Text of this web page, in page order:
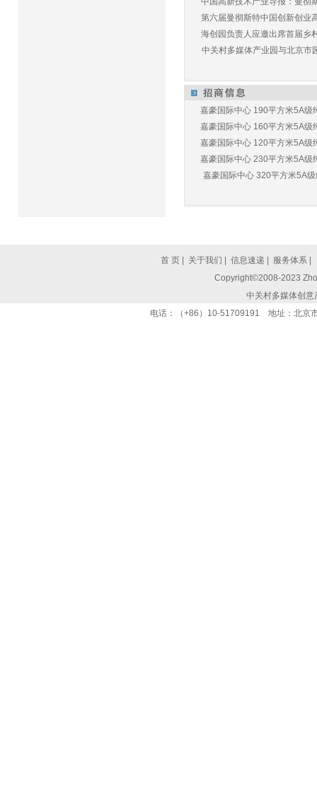
第六届曼彻斯特中国创新创业
海创园负责人应邀出席首届乡
中关村多媒体产业园与北京市
嘉豪国际中心 190平方米5A级
嘉豪国际中心 160平方米5A级
嘉豪国际中心 120平方米5A级
嘉豪国际中心 230平方米5A级
嘉豪国际中心 320平方米5A
首 页 关于我们 信息速递 服务体系
Copyright©2008-2023
中关村多媒体创
电话：（+86）10-51709191 地址：北京